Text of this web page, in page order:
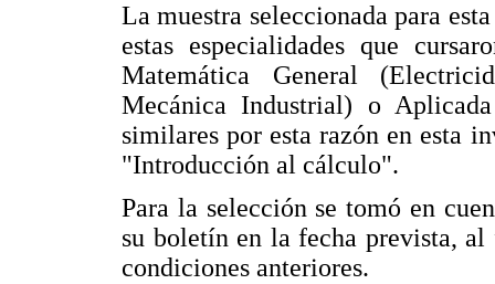
La muestra seleccionada para
estas especialidades que
Matemática General
Mecánica Industrial) o
similares por esta razón en esta
"Introducción al cálculo".
Para la selección se tomó en
su boletín en la fecha prevista,
condiciones anteriores.